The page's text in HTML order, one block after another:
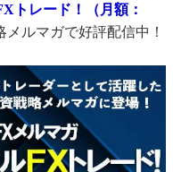
トレード！（月額：
メルマガで好評配信中！